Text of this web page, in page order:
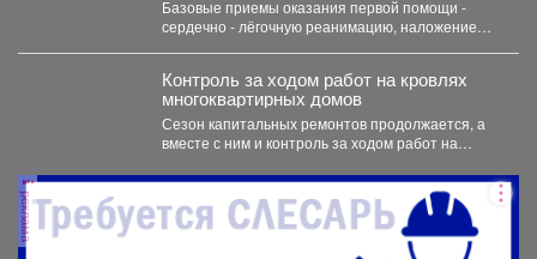
оказанию первой помощи
Базовые приемы оказания первой помощи -
сердечно - лёгочную реанимацию, наложение
Контроль за ходом работ на кровлях
многоквартирных домов
Сезон капитальных ремонтов продолжается, а
вместе с ним и контроль за ходом работ на
реклама